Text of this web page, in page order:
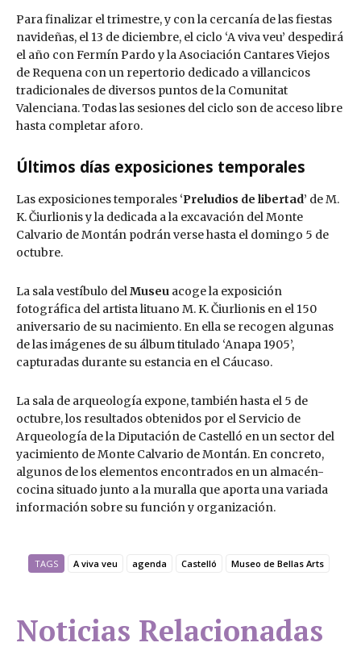
Para finalizar el trimestre, y con la cercanía de las fiestas
navideñas, el 13 de diciembre, el ciclo ‘A viva veu’ despedirá
el año con Fermín Pardo y la Asociación Cantares Viejos
de Requena con un repertorio dedicado a villancicos
tradicionales de diversos puntos de la Comunitat
Valenciana. Todas las sesiones del ciclo son de acceso libre
hasta completar aforo.
Últimos días exposiciones temporales
Las exposiciones temporales ‘Preludios de libertad’ de M.
K. Čiurlionis y la dedicada a la excavación del Monte
Calvario de Montán podrán verse hasta el domingo 5 de
octubre.
La sala vestíbulo delMuseu acoge la exposición
fotográfica del artista lituano M. K. Čiurlionis en el 150
aniversario de su nacimiento. En ella se recogen algunas
de las imágenes de su álbum titulado ‘Anapa 1905’,
capturadas durante su estancia en el Cáucaso.
La sala de arqueología expone, también hasta el 5 de
octubre, los resultados obtenidos por el Servicio de
Arqueología de la Diputación de Castelló en un sector del
yacimiento de Monte Calvario de Montán. En concreto,
algunos de los elementos encontrados en un almacén-
cocina situado junto a la muralla que aporta una variada
información sobre su función y organización.
TAGS A viva veu agenda Castelló Museo de Bellas Arts
Noticias Relacionadas